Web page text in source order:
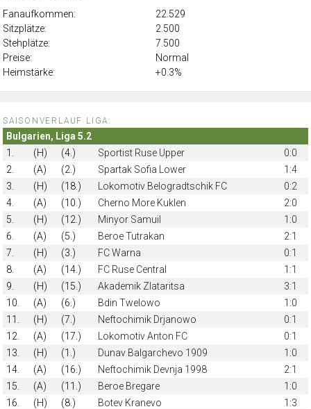
Fanaufkommen:
22.529
Sitzplätze:
2.500
Stehplätze:
7.500
Preise:
Normal
Heimstärke:
+0.3%
SAISONVERLAUF LIGA:
Bulgarien, Liga 5.2
1.
(H) (4.) Sportist Ruse Upper
0:0
2.
(A) (2.) Spartak Sofia Lower
1:4
3.
(H) (18.) Lokomotiv Belogradtschik FC
0:2
4.
(A) (10.) Cherno More Kuklen
2:0
5.
(H) (12.) Minyor Samuil
1:0
6.
(A) (5.) Beroe Tutrakan
2:1
7.
(H) (3.) FC Warna
0:1
8.
(A) (14.) FC Ruse Central
1:1
9.
(H) (15.) Akademik Zlataritsa
3:1
10.
(A) (6.) Bdin Twelowo
1:0
11.
(H) (7.) Neftochimik Drjanowo
0:1
12.
(A) (17.) Lokomotiv Anton FC
0:1
13.
(H) (1.) Dunav Balgarchevo 1909
1:0
14.
(A) (16.) Neftochimik Devnja 1998
2:1
15.
(A) (11.) Beroe Bregare
1:0
16.
(H) (8.) Botev Kranevo
1:3